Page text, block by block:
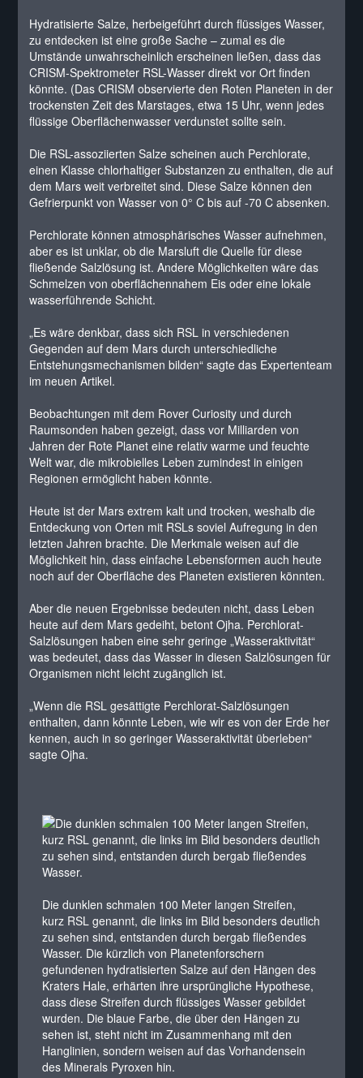
Hydratisierte Salze, herbeigeführt durch flüssiges Wasser,
zu entdecken ist eine große Sache – zumal es die
Umstände unwahrscheinlich erscheinen ließen, dass das
CRISM-Spektrometer RSL-Wasser direkt vor Ort finden
könnte. (Das CRISM observierte den Roten Planeten in der
trockensten Zeit des Marstages, etwa 15 Uhr, wenn jedes
flüssige Oberflächenwasser verdunstet sollte sein.
Die RSL-assoziierten Salze scheinen auch Perchlorate,
einen Klasse chlorhaltiger Substanzen zu enthalten, die auf
dem Mars weit verbreitet sind. Diese Salze können den
Gefrierpunkt von Wasser von 0° C bis auf -70 C absenken.
Perchlorate können atmosphärisches Wasser aufnehmen,
aber es ist unklar, ob die Marsluft die Quelle für diese
fließende Salzlösung ist. Andere Möglichkeiten wäre das
Schmelzen von oberflächennahem Eis oder eine lokale
wasserführende Schicht.
„Es wäre denkbar, dass sich RSL in verschiedenen
Gegenden auf dem Mars durch unterschiedliche
Entstehungsmechanismen bilden“ sagte das Expertenteam
im neuen Artikel.
Beobachtungen mit dem Rover Curiosity und durch
Raumsonden haben gezeigt, dass vor Milliarden von
Jahren der Rote Planet eine relativ warme und feuchte
Welt war, die mikrobielles Leben zumindest in einigen
Regionen ermöglicht haben könnte.
Heute ist der Mars extrem kalt und trocken, weshalb die
Entdeckung von Orten mit RSLs soviel Aufregung in den
letzten Jahren brachte. Die Merkmale weisen auf die
Möglichkeit hin, dass einfache Lebensformen auch heute
noch auf der Oberfläche des Planeten existieren könnten.
Aber die neuen Ergebnisse bedeuten nicht, dass Leben
heute auf dem Mars gedeiht, betont Ojha. Perchlorat-
Salzlösungen haben eine sehr geringe „Wasseraktivität“
was bedeutet, dass das Wasser in diesen Salzlösungen für
Organismen nicht leicht zugänglich ist.
„Wenn die RSL gesättigte Perchlorat-Salzlösungen
enthalten, dann könnte Leben, wie wir es von der Erde her
kennen, auch in so geringer Wasseraktivität überleben“
sagte Ojha.
Die dunklen schmalen 100 Meter langen Streifen,
kurz RSL genannt, die links im Bild besonders deutlich
zu sehen sind, entstanden durch bergab fließendes
Wasser. Die kürzlich von Planetenforschern
gefundenen hydratisierten Salze auf den Hängen des
Kraters Hale, erhärten ihre ursprüngliche Hypothese,
dass diese Streifen durch flüssiges Wasser gebildet
wurden. Die blaue Farbe, die über den Hängen zu
sehen ist, steht nicht im Zusammenhang mit den
Hanglinien, sondern weisen auf das Vorhandensein
des Minerals Pyroxen hin.